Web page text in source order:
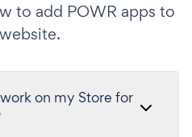
to add POWR apps to
on my Store for